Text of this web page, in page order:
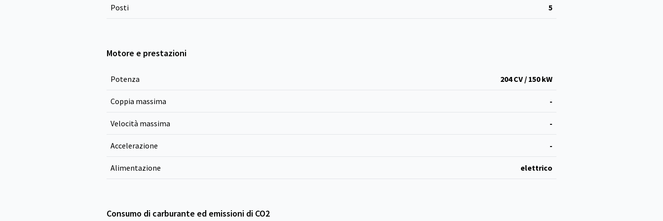
Posti 5
Motore e prestazioni
Potenza 204 CV / 150 kW
Coppia massima -
Velocità massima -
Accelerazione -
Alimentazione elettrico
Consumo di carburante ed emissioni di CO2